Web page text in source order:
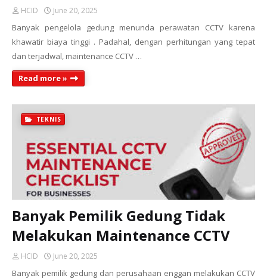
HCID June 20, 2025
Banyak pengelola gedung menunda perawatan CCTV karena
khawatir biaya tinggi . Padahal, dengan perhitungan yang tepat
dan terjadwal, maintenance CCTV …
Read more »
TEKNIS
Banyak Pemilik Gedung Tidak
Melakukan Maintenance CCTV
HCID June 20, 2025
Banyak pemilik gedung dan perusahaan enggan melakukan CCTV